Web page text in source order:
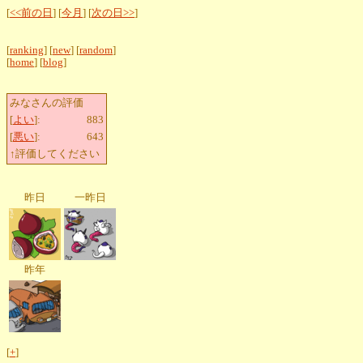
[<<前の日 ] [今月 ] [次の日>>]
[ranking] [new] [random]
[home] [blog]
みなさんの評価
[よい]:
883
[悪い]:
643
↑評価してください
昨日 一昨日
昨年
[+]